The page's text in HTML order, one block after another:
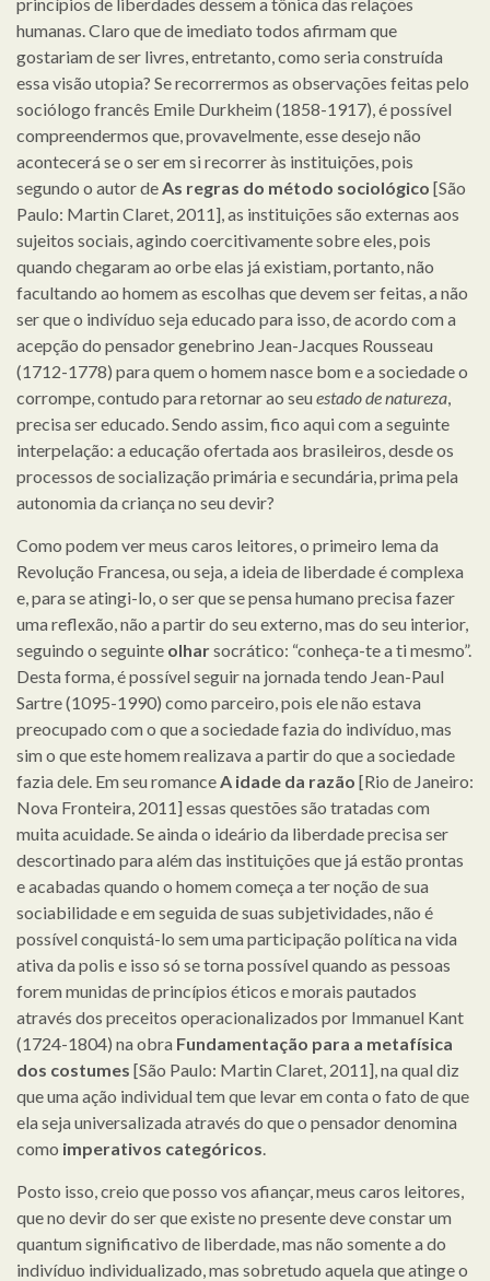
humanas. Claro que de imediato todos afirmam que
gostariam de ser livres, entretanto, como seria construída
essa visão utopia? Se recorrermos as observações feitas pelo
sociólogo francês Emile Durkheim (1858-1917), é possível
compreendermos que, provavelmente, esse desejo não
acontecerá se o ser em si recorrer às instituições, pois
segundo o autor de As regras do método sociológico [São
Paulo: Martin Claret, 2011], as instituições são externas aos
sujeitos sociais, agindo coercitivamente sobre eles, pois
quando chegaram ao orbe elas já existiam, portanto, não
facultando ao homem as escolhas que devem ser feitas, a não
ser que o indivíduo seja educado para isso, de acordo com a
acepção do pensador genebrino Jean-Jacques Rousseau
(1712-1778) para quem o homem nasce bom e a sociedade o
corrompe, contudo para retornar ao seu estado de natureza
precisa ser educado. Sendo assim, fico aqui com a seguinte
interpelação: a educação ofertada aos brasileiros, desde os
processos de socialização primária e secundária, prima pela
autonomia da criança no seu devir?
Como podem ver meus caros leitores, o primeiro lema da
Revolução Francesa, ou seja, a ideia de liberdade é complexa
e, para se atingi-lo, o ser que se pensa humano precisa fazer
uma reflexão, não a partir do seu externo, mas do seu interior,
seguindo o seguinte olharsocrático: “conheça-te a ti mesmo”.
Desta forma, é possível seguir na jornada tendo Jean-Paul
Sartre (1095-1990) como parceiro, pois ele não estava
preocupado com o que a sociedade fazia do indivíduo, mas
sim o que este homem realizava a partir do que a sociedade
fazia dele. Em seu romance A idade da razão [Rio de Janeiro:
Nova Fronteira, 2011] essas questões são tratadas com
muita acuidade. Se ainda o ideário da liberdade precisa ser
descortinado para além das instituições que já estão prontas
e acabadas quando o homem começa a ter noção de sua
sociabilidade e em seguida de suas subjetividades, não é
possível conquistá-lo sem uma participação política na vida
ativa da polis e isso só se torna possível quando as pessoas
forem munidas de princípios éticos e morais pautados
através dos preceitos operacionalizados por Immanuel Kant
(1724-1804) na obra Fundamentação para a metafísica
dos costumes [São Paulo: Martin Claret, 2011], na qual diz
que uma ação individual tem que levar em conta o fato de que
ela seja universalizada através do que o pensador denomina
como imperativos categóricos
Posto isso, creio que posso vos afiançar, meus caros leitores,
que no devir do ser que existe no presente deve constar um
quantum significativo de liberdade, mas não somente a do
indivíduo individualizado, mas sobretudo aquela que atinge o